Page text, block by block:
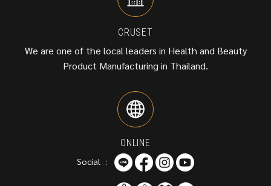
CRUSET
We are one of the local leaders in Health and Beauty
Product Manufacturing in Thailand.
ONLINE
Social :